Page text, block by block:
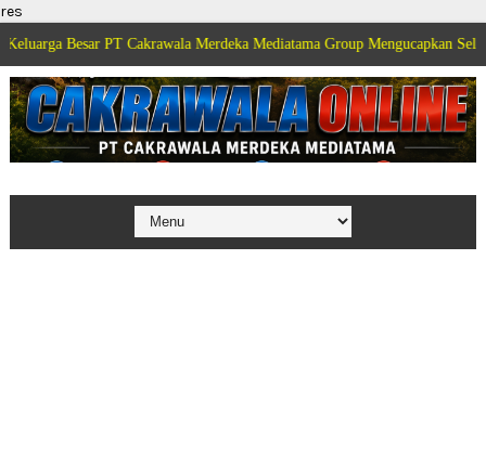
res
PT Cakrawala Merdeka Mediatama Group Mengucapkan Selamat